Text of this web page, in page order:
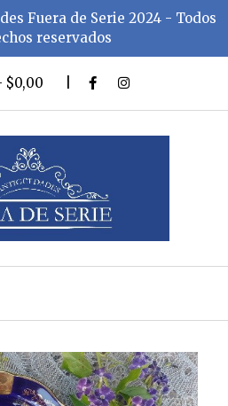
Fuera de Serie 2024 - Todos
reservados
$0,00